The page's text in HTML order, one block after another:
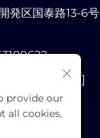
発区国泰路13-6号
protected]
provide our
all cookies,